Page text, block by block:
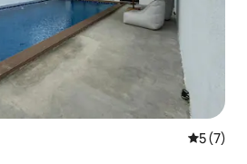
5 av 5 i
5 (7)